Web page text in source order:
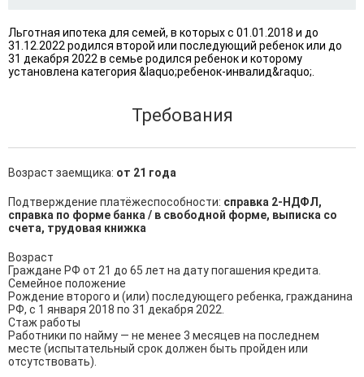
Льготная ипотека для семей, в которых с 01.01.2018 и до
31.12.2022 родился второй или последующий ребенок или до
31 декабря 2022 в семье родился ребенок и которому
установлена категория &laquo;ребенок-инвалид&raquo;.
Требования
Возраст заемщика: от 21 года
Подтверждение платёжеспособности: справка 2-НДФЛ,
справка по форме банка / в свободной форме, выписка со
счета, трудовая книжка
Возраст
Граждане РФ от 21 до 65 лет на дату погашения кредита.
Семейное положение
Рождение второго и (или) последующего ребенка, гражданина
РФ, с 1 января 2018 по 31 декабря 2022.
Стаж работы
Работники по найму — не менее 3 месяцев на последнем
месте (испытательный срок должен быть пройден или
отсутствовать).